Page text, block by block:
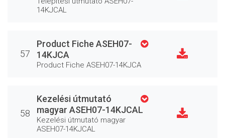
14KJCAL
57
Product Fiche ASEH07-
14KJCA
Product Fiche ASEH07-14KJCA
58
Kezelési útmutató
magyar ASEH07-14KJCAL
Kezelési útmutató magyar
ASEH07-14KJCAL